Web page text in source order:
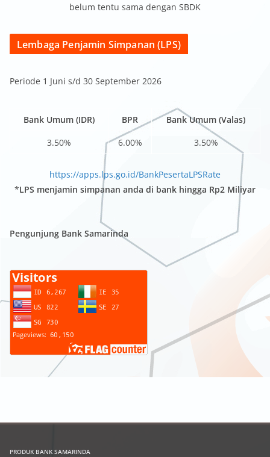
belum tentu sama dengan SBDK
Lembaga Penjamin Simpanan (LPS)
Periode 1 Juni s/d 30 September 2026
Bank Umum (IDR) BPR
Bank Umum (Valas)
3.50%
6.00% 3.50%
https://apps.lps.go.id/BankPesertaLPSRate
*LPS menjamin simpanan anda di bank hingga Rp2 Miliyar
Pengunjung Bank Samarinda
PRODUK BANK SAMARINDA